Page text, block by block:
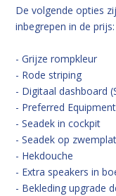
De volgende opties
inbegrepen in de prijs:
- Grijze rompkleur
- Rode striping
- Digitaal dashboard
- Preferred
- Seadek in cockpit
- Seadek op
- Hekdouche
- Extra speakers in
- Bekleding upgrade